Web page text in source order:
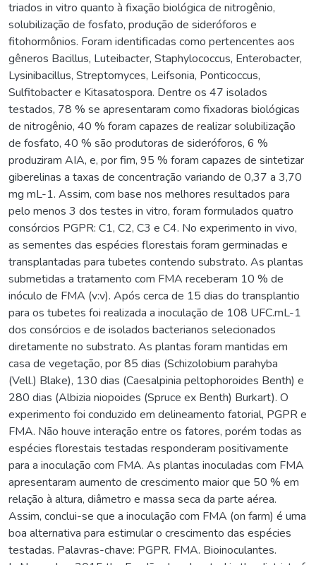
triados in vitro quanto à fixação biológica de nitrogênio,
solubilização de fosfato, produção de sideróforos e
fitohormônios. Foram identificadas como pertencentes aos
gêneros Bacillus, Luteibacter, Staphylococcus, Enterobacter,
Lysinibacillus, Streptomyces, Leifsonia, Ponticoccus,
Sulfitobacter e Kitasatospora. Dentre os 47 isolados
testados, 78 % se apresentaram como fixadoras biológicas
de nitrogênio, 40 % foram capazes de realizar solubilização
de fosfato, 40 % são produtoras de sideróforos, 6 %
produziram AIA, e, por fim, 95 % foram capazes de sintetizar
giberelinas a taxas de concentração variando de 0,37 a 3,70
mg mL-1. Assim, com base nos melhores resultados para
pelo menos 3 dos testes in vitro, foram formulados quatro
consórcios PGPR: C1, C2, C3 e C4. No experimento in vivo,
as sementes das espécies florestais foram germinadas e
transplantadas para tubetes contendo substrato. As plantas
submetidas a tratamento com FMA receberam 10 % de
inóculo de FMA (v:v). Após cerca de 15 dias do transplantio
para os tubetes foi realizada a inoculação de 108 UFC.mL-1
dos consórcios e de isolados bacterianos selecionados
diretamente no substrato. As plantas foram mantidas em
casa de vegetação, por 85 dias (Schizolobium parahyba
(Vell.) Blake), 130 dias (Caesalpinia peltophoroides Benth) e
280 dias (Albizia niopoides (Spruce ex Benth) Burkart). O
experimento foi conduzido em delineamento fatorial, PGPR e
FMA. Não houve interação entre os fatores, porém todas as
espécies florestais testadas responderam positivamente
para a inoculação com FMA. As plantas inoculadas com FMA
apresentaram aumento de crescimento maior que 50 % em
relação à altura, diâmetro e massa seca da parte aérea.
Assim, conclui-se que a inoculação com FMA (on farm) é uma
boa alternativa para estimular o crescimento das espécies
testadas. Palavras-chave: PGPR. FMA. Bioinoculantes.